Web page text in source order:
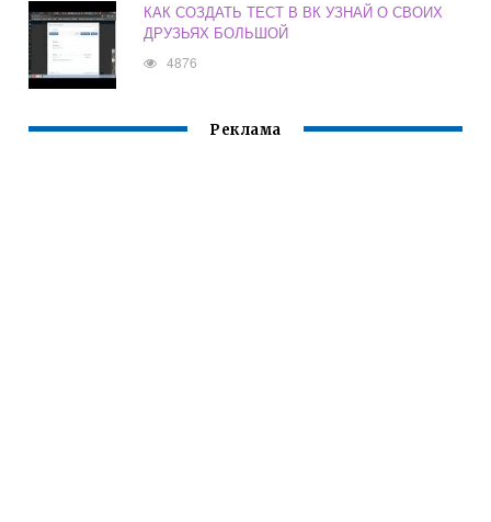
КАК СОЗДАТЬ ТЕСТ В ВК УЗНАЙ О СВОИХ
ДРУЗЬЯХ БОЛЬШОЙ
4876
Реклама